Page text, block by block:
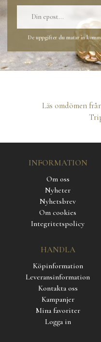
De uppgifter du matar in
Läs omdömen
INFORMATION
Om oss
Nyheter
Nyhetsbrev
Om cookies
Integritetspolicy
HANDLA
Köpinformation
Leveransinformation
Kontakta oss
Kampanjer
Mina favoriter
Logga in